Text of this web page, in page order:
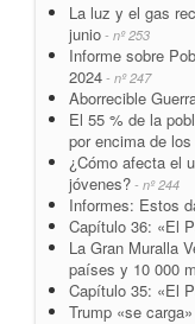
La luz y el gas
junio - nº 253
Informe sobre
2024 - nº 247
Aborrecible
El 55 % de la
por encima de
¿Cómo afecta el
jóvenes? - nº 244
Informes: Estos
Capítulo 36: «El
La Gran Muralla
países y 10 000
Capítulo 35: «El
Trump «se